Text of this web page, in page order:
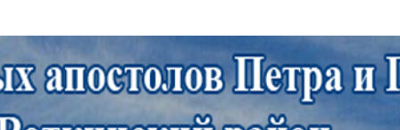
Петра и Павла с.